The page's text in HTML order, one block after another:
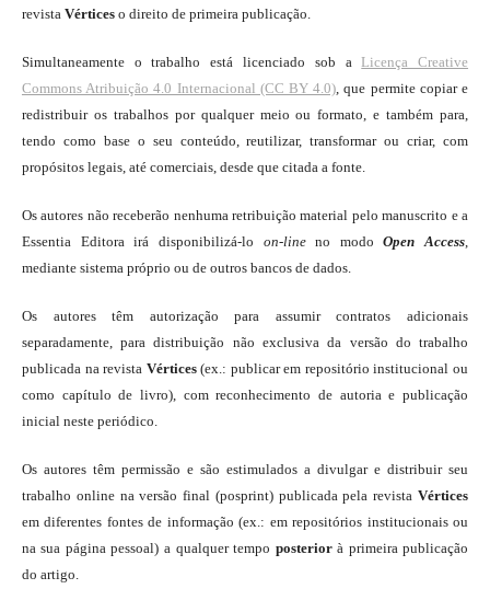
revista Vértices o direito de primeira publicação.
Simultaneamente o trabalho está licenciado sob a Licença Creative
Commons Atribuição 4.0 Internacional (CC BY 4.0), que permite copiar e
redistribuir os trabalhos por qualquer meio ou formato, e também para,
tendo como base o seu conteúdo, reutilizar, transformar ou criar, com
propósitos legais, até comerciais, desde que citada a fonte.
Os autores não receberão nenhuma retribuição material pelo manuscrito e a
Essentia Editora irá disponibilizá-lo on-lineno modoOpen Access,
mediante sistema próprio ou de outros bancos de dados.
Os autores têm autorização para assumir contratos adicionais
separadamente, para distribuição não exclusiva da versão do trabalho
publicada na revista Vértices(ex.: publicar em repositório institucional ou
como capítulo de livro), com reconhecimento de autoria e publicação
inicial neste periódico.
Os autores têm permissão e são estimulados a divulgar e distribuir seu
trabalho online na versão final (posprint) publicada pela revistaVértices
em diferentes fontes de informação (ex.: em repositórios institucionais ou
na sua página pessoal) a qualquer tempo posteriorà primeira publicação
do artigo.